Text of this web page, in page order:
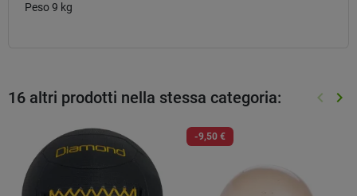
Peso 9 kg
16 altri prodotti nella stessa categoria: keyboard_arrow_left keyboard_arrow_right
-9,50 €